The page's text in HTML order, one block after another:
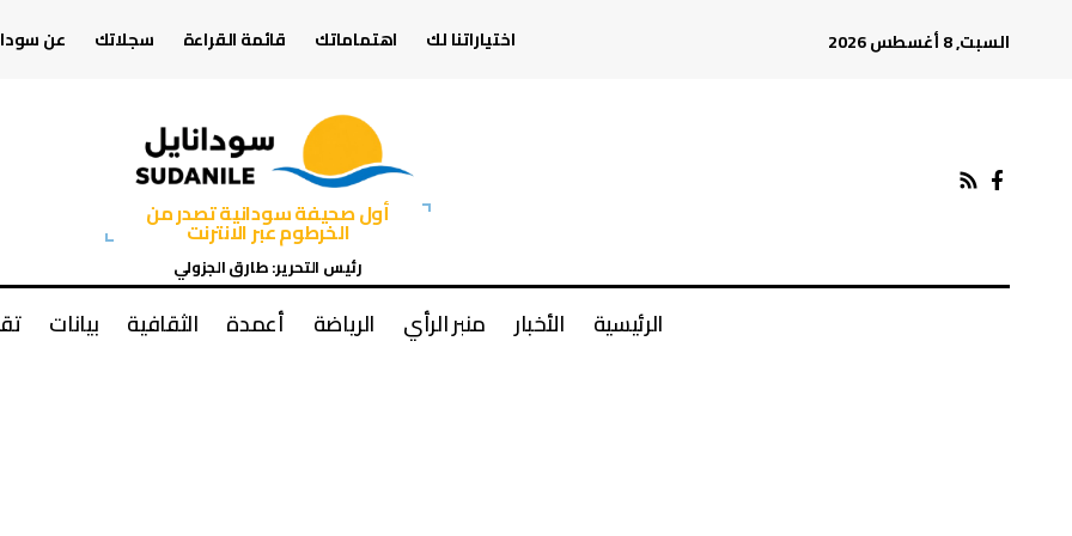
السبت, 8 أغسطس 2026 اختياراتنا لك اهتماماتك قائمة القراءة سجلاتك عن
أول صحيفة سودانية تصدر من
الخرطوم عبر الانترنت
رئيس التحرير: طارق الجزولي
الرئيسية الأخبار منبر الرأي الرياضة أعمدة الثقافية بيانات